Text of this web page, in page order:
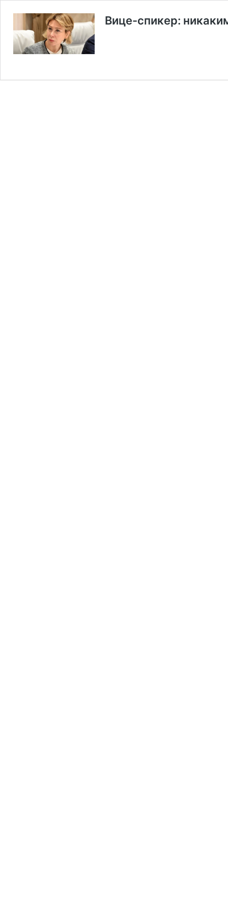
Вице-спикер: